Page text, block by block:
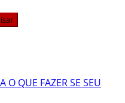
O QUE FAZER SE SEU